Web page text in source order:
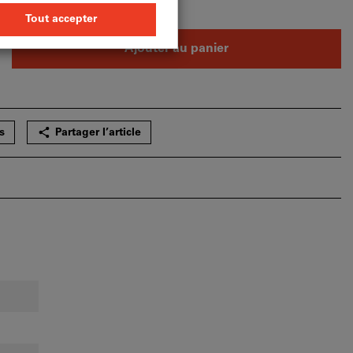
Ajouter au panier
Partager l’article